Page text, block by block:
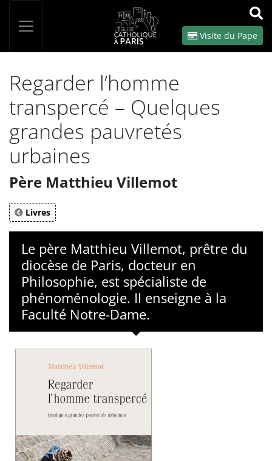
OK
Visite du Pape
Regarder l’homme
transpercé – Quelques
grandes pauvretés
urbaines
Père Matthieu Villemot
Livres
Le père Matthieu Villemot, prêtre du
diocèse de Paris, docteur en
Philosophie, est spécialiste de
phénoménologie. Il enseigne à la
Faculté Notre-Dame.
Panneau de gestion des cookies